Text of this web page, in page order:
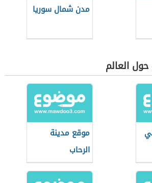
مدن شمال سوريا
العالم
موقع مدينة
الرحاب